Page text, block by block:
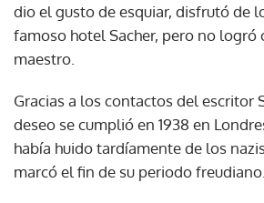
dio el gusto de esquiar, disfrutó de
famoso hotel Sacher, pero no logró
maestro.
Gracias a los contactos del escritor
deseo se cumplió en 1938 en
había huido tardíamente de los
marcó el fin de su periodo freudiano.